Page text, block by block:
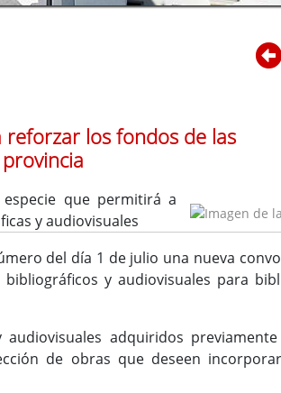
los fondos de las
que permitirá a
y audiovisuales
del día 1 de julio una nueva
y audiovisuales para
adquiridos
de obras que deseen